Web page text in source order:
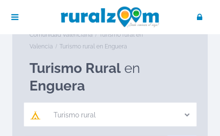
Turismo rural en España
Turismo rural en
Comunidad Valenciana
Turismo rural en
Valencia
Turismo rural en Enguera
Turismo Rural en
Enguera
Turismo rural